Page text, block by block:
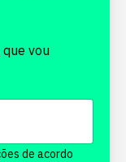
que vou
de acordo